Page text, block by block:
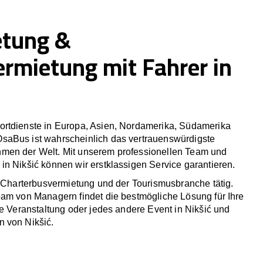
&
mit Fahrer in
in Europa, Asien, Nordamerika, Südamerika
ist wahrscheinlich das vertrauenswürdigste
der Welt. Mit unserem professionellen Team und
Nikšić können wir erstklassigen Service garantieren.
und der Tourismusbranche tätig.
von Managern findet die bestmögliche Lösung für Ihre
Veranstaltung oder jedes andere Event in Nikšić und
von Nikšić.